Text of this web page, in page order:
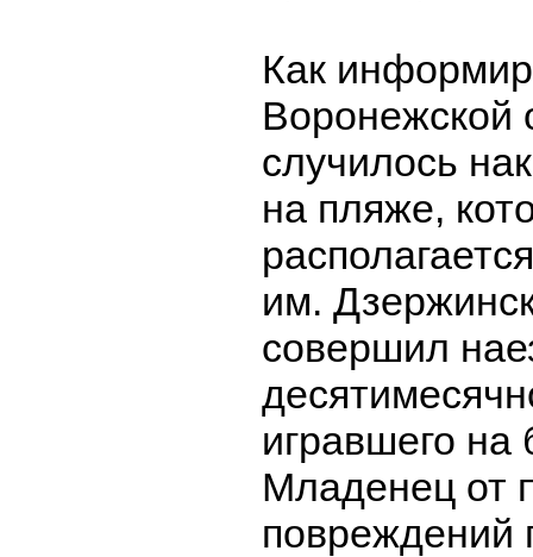
Как
Воронежской
случилось
на пляже,
им.
совершил
игравшего на
Младенец от
повреждений